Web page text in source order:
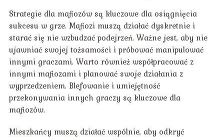
Strategie dla mafiozów są kluczowe dla osiągnięcia
sukcesu w grze. Mafiozi muszą działać dyskretnie i
starać się nie wzbudzać podejrzeń. Ważne jest, aby nie
ujawniać swojej tożsamości i próbować manipulować
innymi graczami. Warto również współpracować z
innymi mafiozami i planować swoje działania z
wyprzedzeniem. Blefowanie i umiejętność
przekonywania innych graczy są kluczowe dla
mafiozów.
Mieszkańcy muszą działać wspólnie, aby odkryć